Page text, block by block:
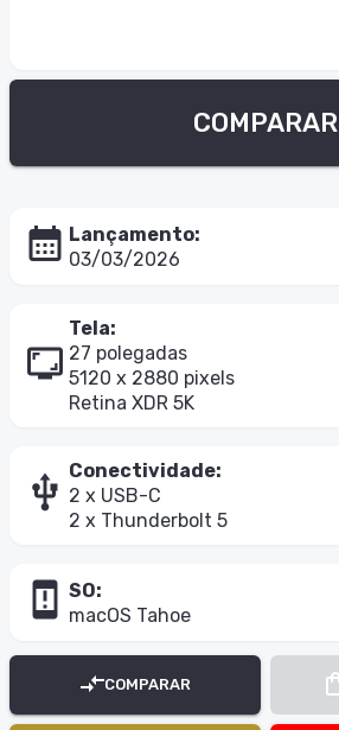
COMPARAR
calendar_month_icon
Lançamento:
03/03/2026
screenshot_monitor_icon
Tela:
27 polegadas
5120 x 2880 pixels
Retina XDR 5K
usb_icon
Conectividade:
2 x USB-C
2 x Thunderbolt 5
system_security_update_warning_icon
SO:
macOS Tahoe
COMPARAR